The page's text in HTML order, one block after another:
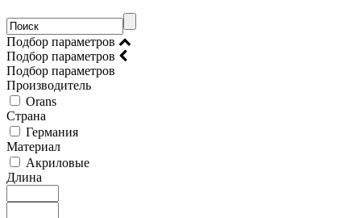
Подбор параметров
Подбор параметров
Подбор параметров
Производитель
Orans
Страна
Германия
Материал
Акриловые
Длина